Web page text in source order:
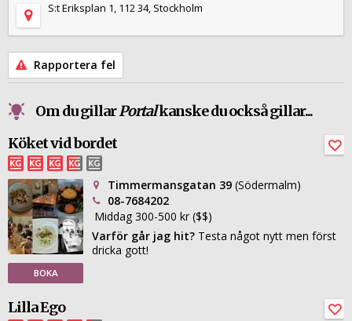
S:t Eriksplan 1, 112 34, Stockholm
Rapportera fel
Om du gillarPortalkanske du också gillar...
Köket vid bordet
BOKA
Timmermansgatan 39 (Södermalm)
08-7684202
Middag 300-500 kr ($$)
Varför går jag hit? Testa något nytt men först
dricka gott!
Lilla Ego